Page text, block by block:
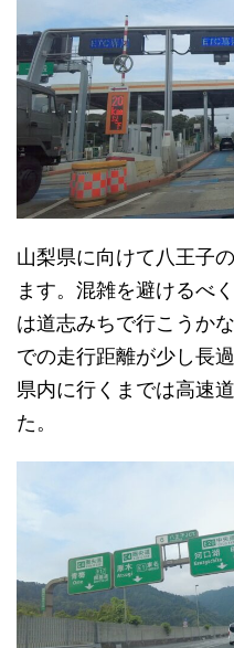
山梨県に向けて八王子
ます。混雑を避けるべ
は道志みちで行こうか
での走行距離が少し長
県内に行くまでは高速
た。